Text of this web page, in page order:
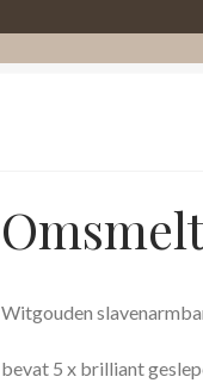
Witgouden
bevat 5 x brilliant